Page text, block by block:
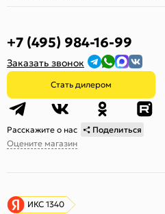
+7 (495) 984-16-99
Заказать звонок
Стать дилером
Расскажите о нас
Поделиться
Оцените магазин
ИКС 1340